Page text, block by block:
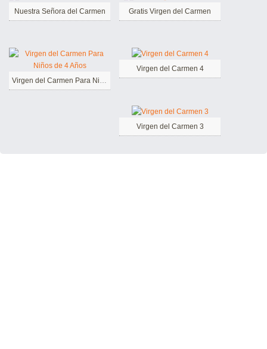
Nuestra Señora del Carmen Gratis Virgen del Carmen
Virgen del Carmen 4
Virgen del Carmen 3